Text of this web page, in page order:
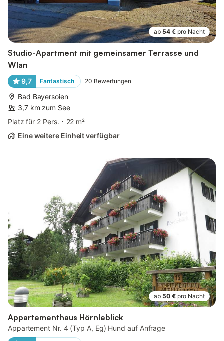
ab 54 € pro Nacht
Studio-Apartment mit gemeinsamer Terrasse und
Wlan
9,7 Fantastisch 20 Bewertungen
Bad Bayersoien
3,7 km zum See
Platz für 2 Pers.
22 m²
Eine weitere Einheit verfügbar
ab 50 € pro Nacht
Appartementhaus Hörnleblick
Appartement Nr. 4 (Typ A, Eg) Hund auf Anfrage